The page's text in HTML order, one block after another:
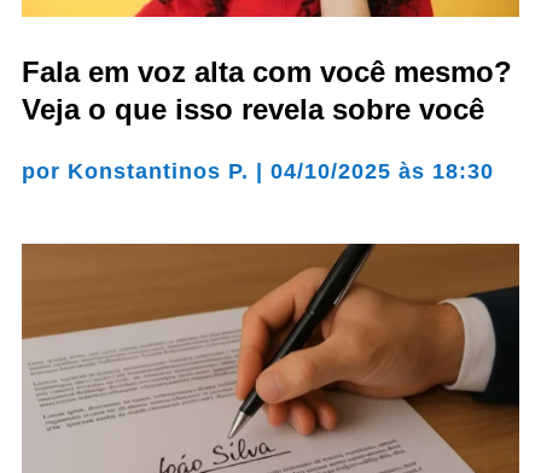
Fala em voz alta com você mesmo?
Veja o que isso revela sobre você
por Konstantinos P. 04/10/2025 às 18:30